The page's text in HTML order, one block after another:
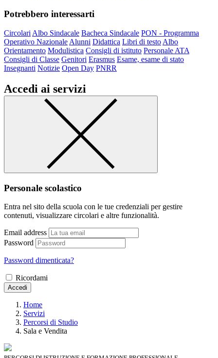
Potrebbero interessarti
Circolari Albo Sindacale Bacheca Sindacale PON - Programma
Operativo Nazionale Alunni Didattica Libri di testo Albo
Orientamento Modulistica Consigli di istituto Personale ATA
Consigli di Classe Genitori Erasmus Esame, esame di stato
Insegnanti Notizie Open Day PNRR
Accedi ai servizi
Personale scolastico
Entra nel sito della scuola con le tue credenziali per gestire
contenuti, visualizzare circolari e altre funzionalità.
Email address
Password
Password dimenticata?
Ricordami
Accedi
Home
Servizi
Percorsi di Studio
Sala e Vendita